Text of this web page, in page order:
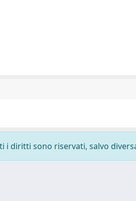
diritti sono riservati, salvo